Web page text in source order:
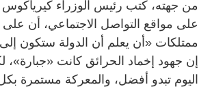
من جهته، كتب رئيس الوزراء
على مواقع التواصل الاجتماعي، أن
ممتلكات «أن يعلم أن الدولة ستكون
إن جهود إخماد الحرائق كانت «جبارة»،
اليوم تبدو أفضل، والمعركة مستمرة